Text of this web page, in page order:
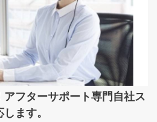
アフターサポート専門自社ス
ます。